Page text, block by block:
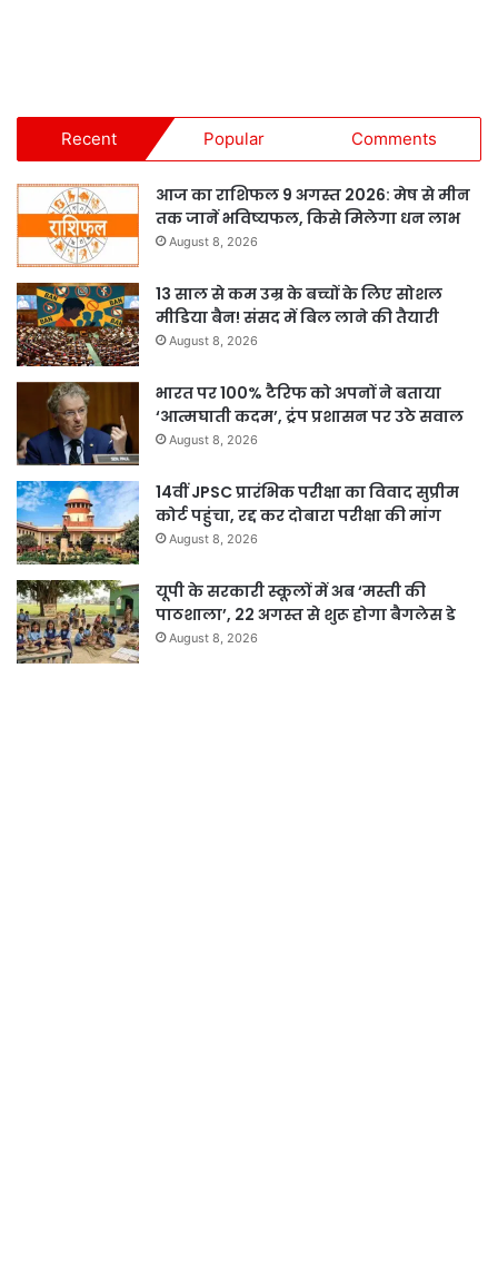
Recent Popular Comments
आज का राशिफल 9 अगस्त 2026: मेष से मीन
तक जानें भविष्यफल, किसे मिलेगा धन लाभ
August 8, 2026
13 साल से कम उम्र के बच्चों के लिए सोशल
मीडिया बैन! संसद में बिल लाने की तैयारी
August 8, 2026
भारत पर 100% टैरिफ को अपनों ने बताया
‘आत्मघाती कदम’, ट्रंप प्रशासन पर उठे सवाल
August 8, 2026
14वीं JPSC प्रारंभिक परीक्षा का विवाद सुप्रीम
कोर्ट पहुंचा, रद्द कर दोबारा परीक्षा की मांग
August 8, 2026
यूपी के सरकारी स्कूलों में अब ‘मस्ती की
पाठशाला’, 22 अगस्त से शुरू होगा बैगलेस डे
August 8, 2026